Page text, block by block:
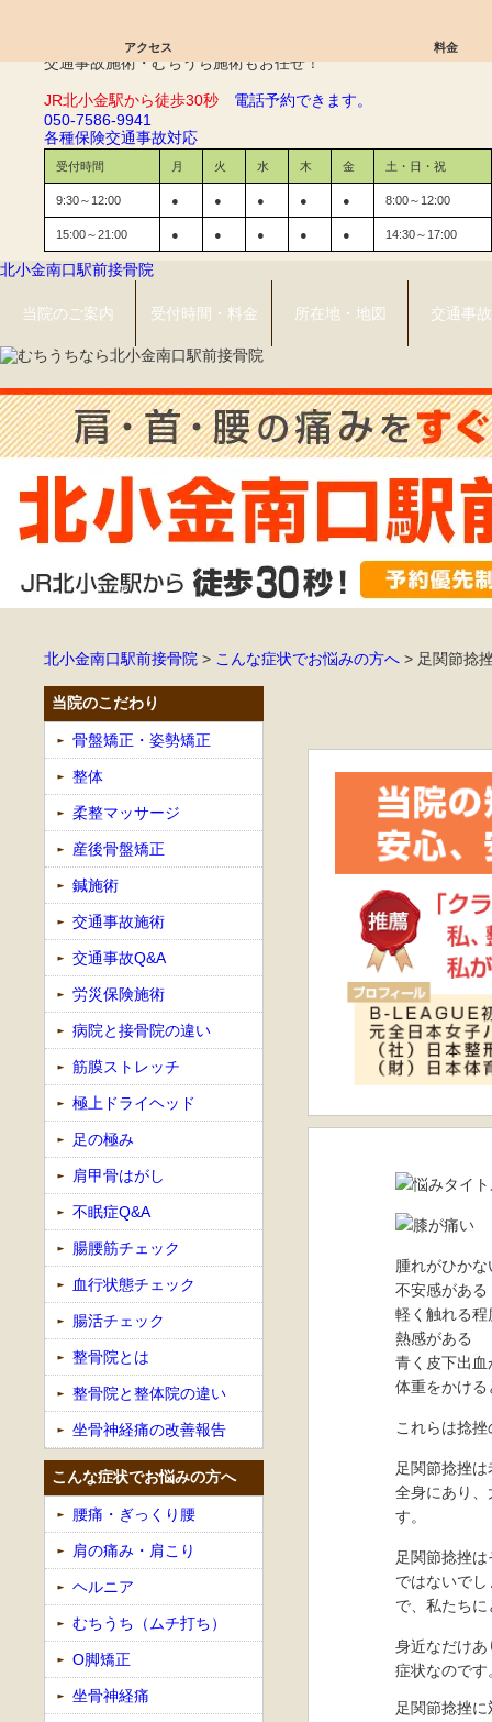
足関節捻挫｜北小金南口駅前接骨院
交通事故施術・むちうち施術もお任せ！
JR北小金駅から徒歩30秒 電話予約できます。
050-7586-9941
各種保険交通事故対応
受付時間 月 火 水 木 金 土・日・祝
9:30～12:00 ● ● ● ● ● 8:00～12:00
15:00～21:00 ● ● ● ● ● 14:30～17:00
アクセス 料金
北小金南口駅前接骨院
当院のご案内 受付時間・料金 所在地・地図 交通事
北小金南口駅前接骨院 > こんな症状でお悩みの方へ > 足関節捻
腫れがひかな
不安感がある
軽く触れる
熱感がある
青く皮下出血
体重をかけ
これらは捻
足関節捻挫
全身にあり
す。
足関節捻挫
ではないで
で、私たち
身近なだけ
症状なのです
足関節捻挫
当院のこだわり
骨盤矯正・姿勢矯正
整体
柔整マッサージ
産後骨盤矯正
鍼施術
交通事故施術
交通事故Q&A
労災保険施術
病院と接骨院の違い
筋膜ストレッチ
極上ドライヘッド
足の極み
肩甲骨はがし
不眠症Q&A
腸腰筋チェック
血行状態チェック
腸活チェック
整骨院とは
整骨院と整体院の違い
坐骨神経痛の改善報告
こんな症状でお悩みの方へ
腰痛・ぎっくり腰
肩の痛み・肩こり
ヘルニア
むちうち（ムチ打ち）
O脚矯正
坐骨神経痛